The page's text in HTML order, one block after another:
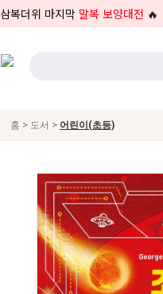
삼복더위 마지막 말복 보양대전 🔥
홈 > 도서 > 어린이(초등)